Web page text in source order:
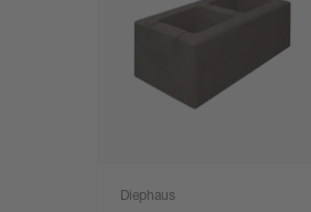
Diephaus